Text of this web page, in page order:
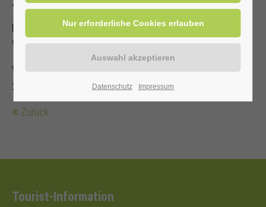
Es steht nur eine begrenzte Anzahl an Sitzplätzen zur
Verfügung!
Veranstalter: Kurverwaltung Bad Westernkotten, Telefon: 0
29 43 . 976 58 10
Zurück
Tourist-Information
Datenschutz Impressum